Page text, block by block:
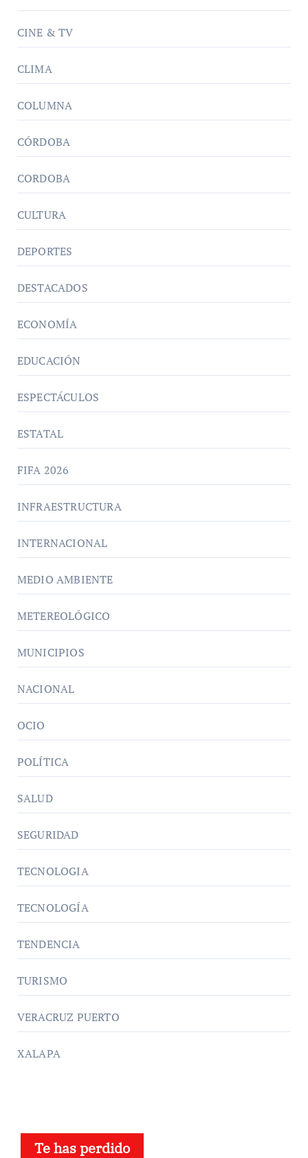
CINE & TV
CLIMA
COLUMNA
CÓRDOBA
CORDOBA
CULTURA
DEPORTES
DESTACADOS
ECONOMÍA
EDUCACIÓN
ESPECTÁCULOS
ESTATAL
FIFA 2026
INFRAESTRUCTURA
INTERNACIONAL
MEDIO AMBIENTE
METEREOLÓGICO
MUNICIPIOS
NACIONAL
OCIO
POLÍTICA
SALUD
SEGURIDAD
TECNOLOGIA
TECNOLOGÍA
TENDENCIA
TURISMO
VERACRUZ PUERTO
XALAPA
Te has perdido